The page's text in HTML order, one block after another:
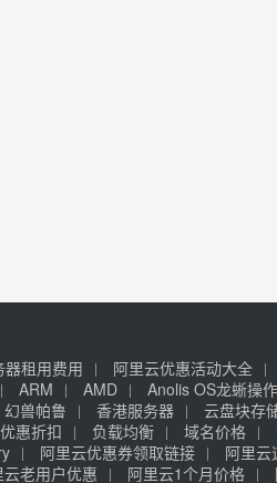
器租用费用 阿里云优惠活动大全
ARM AMD Anolis OS龙蜥操
幻兽帕鲁 香港服务器 云盘块存
优惠折扣 负载均衡 域名价格
阿里云优惠券领取链接 阿里云
云老用户优惠 阿里云1个月价格